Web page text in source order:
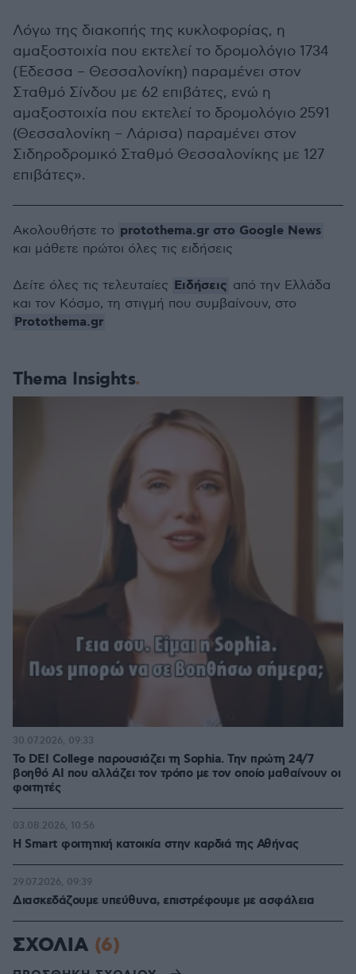
Λόγω της διακοπής της κυκλοφορίας, η
αμαξοστοιχία που εκτελεί το δρομολόγιο 1734
(Έδεσσα – Θεσσαλονίκη) παραμένει στον
Σταθμό Σίνδου με 62 επιβάτες, ενώ η
αμαξοστοιχία που εκτελεί το δρομολόγιο 2591
(Θεσσαλονίκη – Λάρισα) παραμένει στον
Σιδηροδρομικό Σταθμό Θεσσαλονίκης με 127
επιβάτες».
Thema Insights
Το DEI College παρουσιάζει τη Sophia. Την πρώτη 24/7
βοηθό AI που αλλάζει τον τρόπο με τον οποίο μαθαίνουν οι
φοιτητές
30.07.2026, 09:33
Η Smart φοιτητική κατοικία στην καρδιά της Αθήνας
03.08.2026, 10:56
Διασκεδάζουμε υπεύθυνα, επιστρέφουμε με ασφάλεια
29.07.2026, 09:39
Ακολουθήστε το protothema.gr στο Google News
και μάθετε πρώτοι όλες τις ειδήσεις
Δείτε όλες τις τελευταίες Ειδήσεις από την Ελλάδα
και τον Κόσμο, τη στιγμή που συμβαίνουν, στο
Protothema.gr
ΣΧΟΛΙΑ (6)